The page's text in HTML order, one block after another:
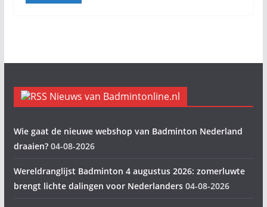
Nieuws van Badmintonline.nl
Wie gaat de nieuwe webshop van Badminton Nederland
draaien? 04-08-2026
Wereldranglijst Badminton 4 augustus 2026: zomerluwte
brengt lichte dalingen voor Nederlanders 04-08-2026